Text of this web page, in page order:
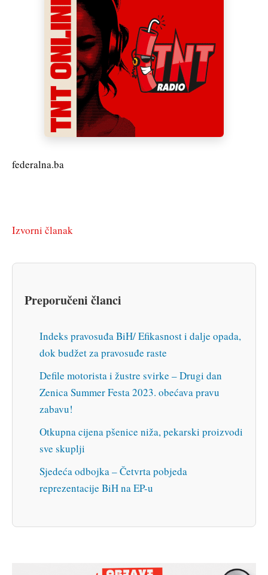
federalna.ba
Izvorni članak
Preporučeni članci
Indeks pravosuđa BiH/ Efikasnost i dalje opada,
dok budžet za pravosuđe raste
Defile motorista i žustre svirke – Drugi dan
Zenica Summer Festa 2023. obećava pravu
zabavu!
Otkupna cijena pšenice niža, pekarski proizvodi
sve skuplji
Sjedeća odbojka – Četvrta pobjeda
reprezentacije BiH na EP-u